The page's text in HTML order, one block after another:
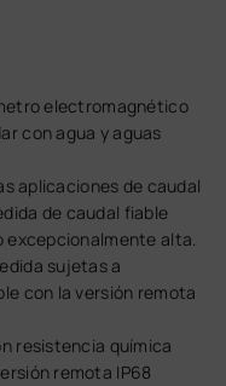
electromagnético
con agua y aguas
aplicaciones de caudal
de caudal fiable
excepcionalmente alta.
sujetas a
con la versión remota
resistencia química
remota IP68